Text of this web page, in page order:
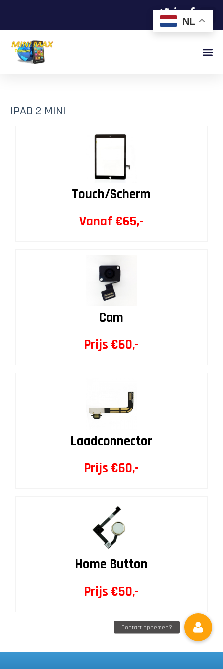
IPAD 2 MINI
Touch/Scherm
Vanaf €65,-
Cam
Prijs €60,-
Laadconnector
Prijs €60,-
Home Button
Prijs €50,-
NL